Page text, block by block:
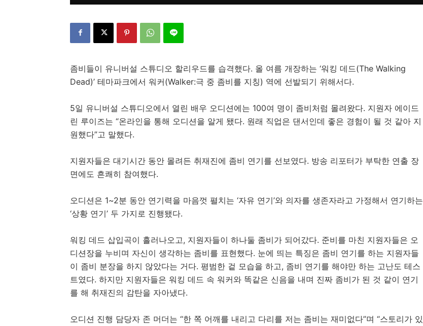
좀비들이 유니버설 스튜디오 할리우드를 습격했다. 올 여름 개장하는 ‘워킹 데드(The Walking
Dead)’ 테마파크에서 워커(Walker:극 중 좀비를 지칭) 역에 선발되기 위해서다.
5일 유니버설 스튜디오에서 열린 배우 오디션에는 100여 명이 좀비처럼 몰려왔다. 지원자 에이드
린 루이즈는 “온라인을 통해 오디션을 알게 됐다. 원래 직업은 댄서인데 좋은 경험이 될 것 같아 지
원했다”고 말했다.
지원자들은 대기시간 동안 몰려든 취재진에 좀비 연기를 선보였다. 방송 리포터가 부탁한 연출 장
면에도 흔쾌히 참여했다.
오디션은 1~2분 동안 연기력을 마음껏 펼치는 ‘자유 연기’와 의자를 생존자라고 가정해서 연기하는
‘상황 연기’ 두 가지로 진행됐다.
워킹 데드 삽입곡이 흘러나오고, 지원자들이 하나둘 좀비가 되어갔다. 준비를 마친 지원자들은 오
디션장을 누비며 자신이 생각하는 좀비를 표현했다. 눈에 띄는 특징은 좀비 연기를 하는 지원자들
이 좀비 분장을 하지 않았다는 거다. 평범한 겉 모습을 하고, 좀비 연기를 해야만 하는 고난도 테스
트였다. 하지만 지원자들은 워킹 데드 속 워커와 똑같은 신음을 내며 진짜 좀비가 된 것 같이 연기
를 해 취재진의 감탄을 자아냈다.
오디션 진행 담당자 존 머더는 “한 쪽 어깨를 내리고 다리를 저는 좀비는 재미없다”며 “스토리가 있